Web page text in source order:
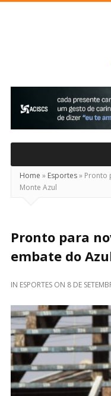
Home » Esportes» Pronto
Monte Azul
Pronto para
embate do
IN ESPORTES ON 8 DE